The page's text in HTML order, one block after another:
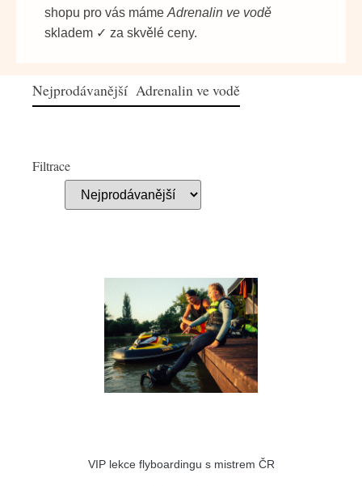
shopu pro vás máme Adrenalin ve vodě
skladem ✓ za skvělé ceny.
Nejprodávanější Adrenalin ve vodě
Filtrace
VIP lekce flyboardingu s mistrem ČR